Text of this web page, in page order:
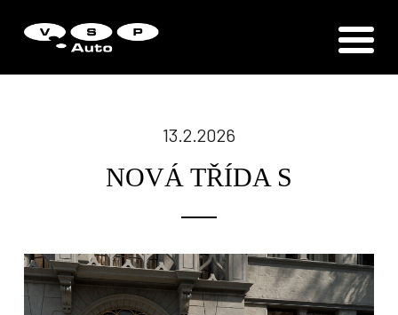
13.2.2026
NOVÁ TŘÍDA S
Zákaznická podpora
Vítejte u VSP Auto s.r.o.